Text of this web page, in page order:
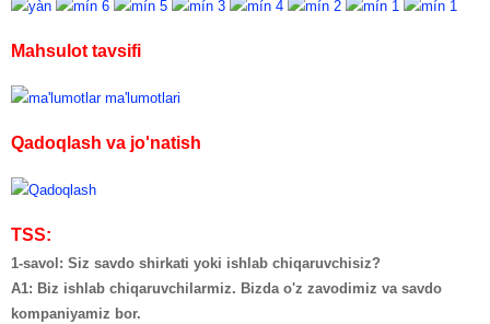
Mahsulot tavsifi
Qadoqlash va jo'natish
TSS:
1-savol: Siz savdo shirkati yoki ishlab chiqaruvchisiz?
A1: Biz ishlab chiqaruvchilarmiz. Bizda o'z zavodimiz va savdo
kompaniyamiz bor.